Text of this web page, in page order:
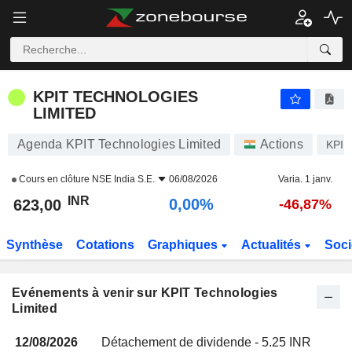
KPIT TECHNOLOGIES LIMITED
KPIT TECHNOLOGIES
LIMITED
Agenda KPIT Technologies Limited Actions
Cours en clôture NSE India S.E. 06/08/2026 Varia. 1 janv.
623,00 INR 0,00% -46,87%
Synthèse Cotations Graphiques Actualités
Evénements à venir sur KPIT Technologies
Limited
12/08/2026 Détachement de dividende - 5.25 INR